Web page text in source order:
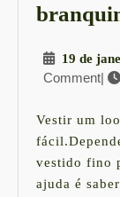
19 de
Comment|
Vestir um
vestido fino
ajuda é